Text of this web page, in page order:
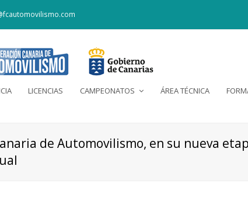
LICENCIAS CAMPEONATOS ÁREA TÉCNICA
de Automovilismo, en su nueva